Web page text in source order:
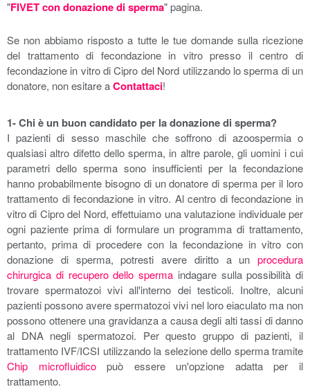
"FIVET con donazione di sperma" pagina.
Se non abbiamo risposto a tutte le tue domande sulla ricezione
del trattamento di fecondazione in vitro presso il centro di
fecondazione in vitro di Cipro del Nord utilizzando lo sperma di un
donatore, non esitare aContattaci!
1- Chi è un buon candidato per la donazione di sperma?
I pazienti di sesso maschile che soffrono di azoospermia o
qualsiasi altro difetto dello sperma, in altre parole, gli uomini i cui
parametri dello sperma sono insufficienti per la fecondazione
hanno probabilmente bisogno di un donatore di sperma per il loro
trattamento di fecondazione in vitro. Al centro di fecondazione in
vitro di Cipro del Nord, effettuiamo una valutazione individuale per
ogni paziente prima di formulare un programma di trattamento,
pertanto, prima di procedere con la fecondazione in vitro con
donazione di sperma, potresti avere diritto a un procedura
chirurgica di recupero dello sperma indagare sulla possibilità di
trovare spermatozoi vivi all'interno dei testicoli. Inoltre, alcuni
pazienti possono avere spermatozoi vivi nel loro eiaculato ma non
possono ottenere una gravidanza a causa degli alti tassi di danno
al DNA negli spermatozoi. Per questo gruppo di pazienti, il
trattamento IVF/ICSI utilizzando la selezione dello sperma tramite
Chip microfluidicopuò essere un'opzione adatta per il
trattamento.